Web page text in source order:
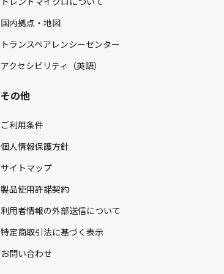
国内拠点・地図
トランスペアレンシーセンター
アクセシビリティ（英語）
その他
ご利用条件
個人情報保護方針
サイトマップ
製品使用許諾契約
利用者情報の外部送信について
特定商取引法に基づく表示
お問い合わせ